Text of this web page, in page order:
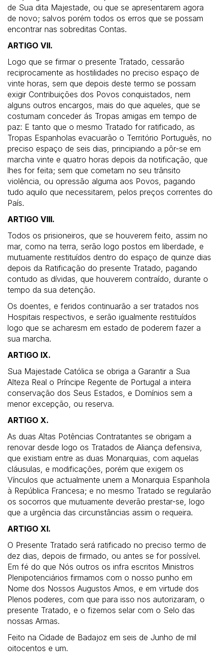
de Sua dita Majestade, ou que se apresentarem agora
de novo; salvos porém todos os erros que se possam
encontrar nas sobreditas Contas.
ARTIGO VII.
Logo que se firmar o presente Tratado, cessarão
reciprocamente as hostilidades no preciso espaço de
vinte horas, sem que depois deste termo se possam
exigir Contribuições dos Povos conquistados, nem
alguns outros encargos, mais do que aqueles, que se
costumam conceder ás Tropas amigas em tempo de
paz: E tanto que o mesmo Tratado for ratificado, as
Tropas Espanholas evacuarão o Território Português, no
preciso espaço de seis dias, principiando a pôr-se em
marcha vinte e quatro horas depois da notificação, que
lhes for feita; sem que cometam no seu trânsito
violência, ou opressão alguma aos Povos, pagando
tudo aquilo que necessitarem, pelos preços correntes do
País.
ARTIGO VIII.
Todos os prisioneiros, que se houverem feito, assim no
mar, como na terra, serão logo postos em liberdade, e
mutuamente restituídos dentro do espaço de quinze dias
depois da Ratificação do presente Tratado, pagando
contudo as dívidas, que houverem contraído, durante o
tempo da sua detenção.
Os doentes, e feridos continuarão a ser tratados nos
Hospitais respectivos, e serão igualmente restituídos
logo que se acharesm em estado de poderem fazer a
sua marcha.
ARTIGO IX.
Sua Majestade Católica se obriga a Garantir a Sua
Alteza Real o Príncipe Regente de Portugal a inteira
conservação dos Seus Estados, e Domínios sem a
menor excepção, ou reserva.
ARTIGO X.
As duas Altas Potências Contratantes se obrigam a
renovar desde logo os Tratados de Aliança defensiva,
que existiam entre as duas Monarquias, com aquelas
cláusulas, e modificações, porém que exigem os
Vínculos que actualmente unem a Monarquia Espanhola
à República Francesa; e no mesmo Tratado se regularão
os socorros que mutuamente deverão prestar-se, logo
que a urgência das circunstâncias assim o requeira.
ARTIGO XI.
O Presente Tratado será ratificado no preciso termo de
dez dias, depois de firmado, ou antes se for possível.
Em fé do que Nós outros os infra escritos Ministros
Plenipotenciários firmamos com o nosso punho em
Nome dos Nossos Augustos Amos, e em virtude dos
Plenos poderes, com que para isso nos autorizaram, o
presente Tratado, e o fizemos selar com o Selo das
nossas Armas.
Feito na Cidade de Badajoz em seis de Junho de mil
oitocentos e um.